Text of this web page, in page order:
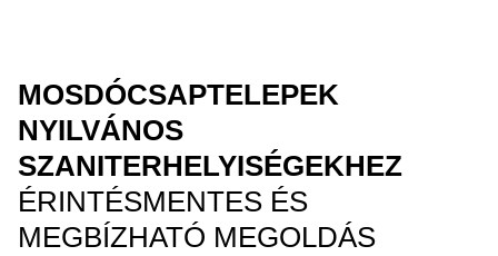
MOSDÓCSAPTELEPEK
NYILVÁNOS
SZANITERHELYISÉGEKHEZ
ÉRINTÉSMENTES ÉS
MEGBÍZHATÓ MEGOLDÁS